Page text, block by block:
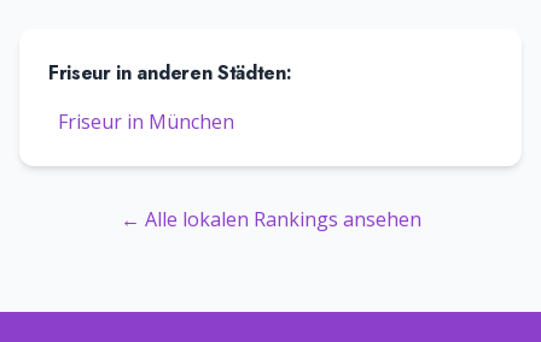
Friseurin anderen Städten:
Friseur in München
← Alle lokalen Rankings ansehen